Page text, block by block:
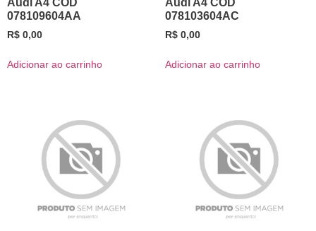
Audi A4 COD
078109604AA
R$ 0,00
Adicionar ao carrinho
Audi A4 COD
078103604AC
R$ 0,00
Adicionar ao carrinho